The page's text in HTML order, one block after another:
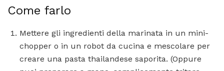
Come farlo
Mettere gli ingredienti della marinata in un mini-
chopper o in un robot da cucina e mescolare per
creare una pasta thailandese saporita. (Oppure